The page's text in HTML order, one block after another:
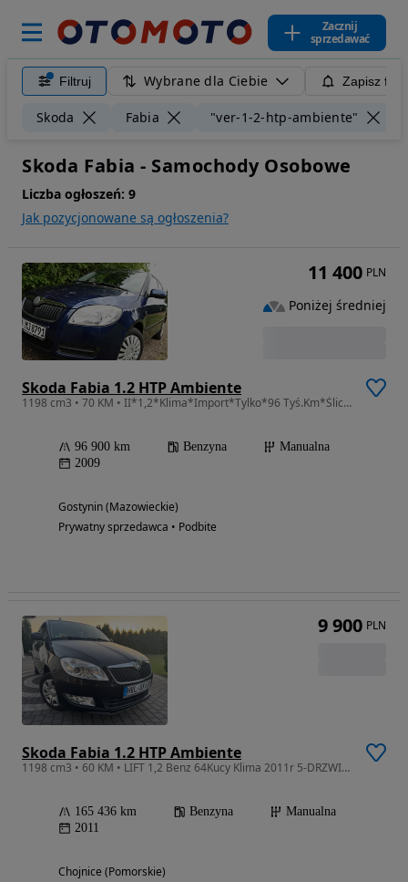
Zacznij
sprzedawać
Filtruj Wybrane dla Ciebie Zapisz
Skoda Fabia "ver-1-2-htp-ambiente"
Skoda Fabia - Samochody Osobowe
Liczba ogłoszeń: 9
Jak pozycjonowane są ogłoszenia?
Skoda Fabia 1.2 HTP Ambiente
1198 cm3 • 70 KM • II*1,2*Klima*Import*Tylko*96 Tyś.Km*Śliczny*Zapraszam*Do*Zakupu*
96 900 km Benzyna
Manualna
2009
Gostynin (Mazowieckie)
Prywatny sprzedawca • Podbite
11 400 PLN
Poniżej średniej
Skoda Fabia 1.2 HTP Ambiente
1198 cm3 • 60 KM • LIFT 1,2 Benz 64Kucy Klima 2011r 5-DRZWI Bezwypadkowy Niemcy
165 436 km Benzyna
Manualna
2011
Chojnice (Pomorskie)
9 900 PLN